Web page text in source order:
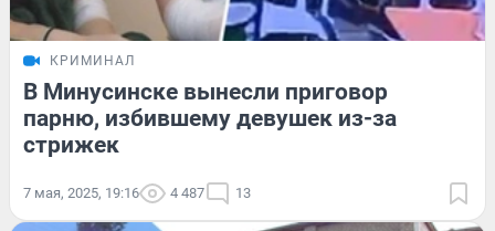
КРИМИНАЛ
В Минусинске вынесли приговор
парню, избившему девушек из-за
стрижек
7 мая, 2025, 19:16 4 487 13